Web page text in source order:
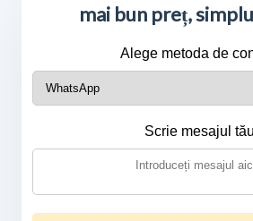
mai bun preț,
Alege metoda de
Scrie mesajul